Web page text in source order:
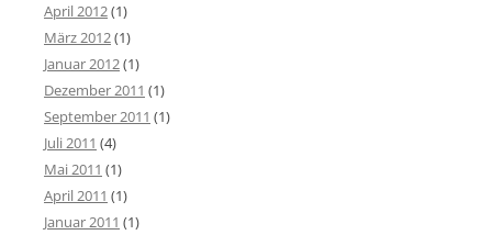
April 2012(1)
März 2012(1)
Januar 2012(1)
Dezember 2011 (1)
September 2011 (1)
Juli 2011 (4)
Mai 2011 (1)
April 2011 (1)
Januar 2011 (1)